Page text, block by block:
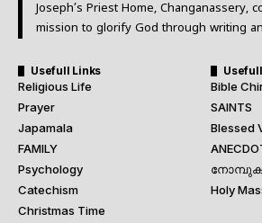
Joseph’s Priest Home, Changanassery,
mission to glorify God through writing
Usefull Links
Religious Life
Prayer
Japamala
FAMILY
Psychology
Catechism
Christmas Time
Bible
SAINTS
Blessed
Holy